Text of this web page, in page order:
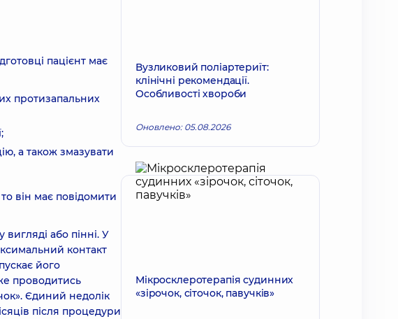
пацієнт має
протизапальних
а також змазувати
він має повідомити
або пінні. У
контакт
його
проводитись
Єдиний недолік
після процедури
Вузликовий поліартериїт:
клінічні рекомендації.
Особливості хвороби
Оновлено: 05.08.2026
Мікросклеротерапія судинних
«зірочок, сіточок, павучків»